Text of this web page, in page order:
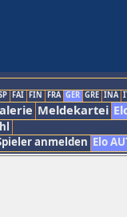
FAI FIN FRA GER GRE INA
Meldekartei
anmelden Elo